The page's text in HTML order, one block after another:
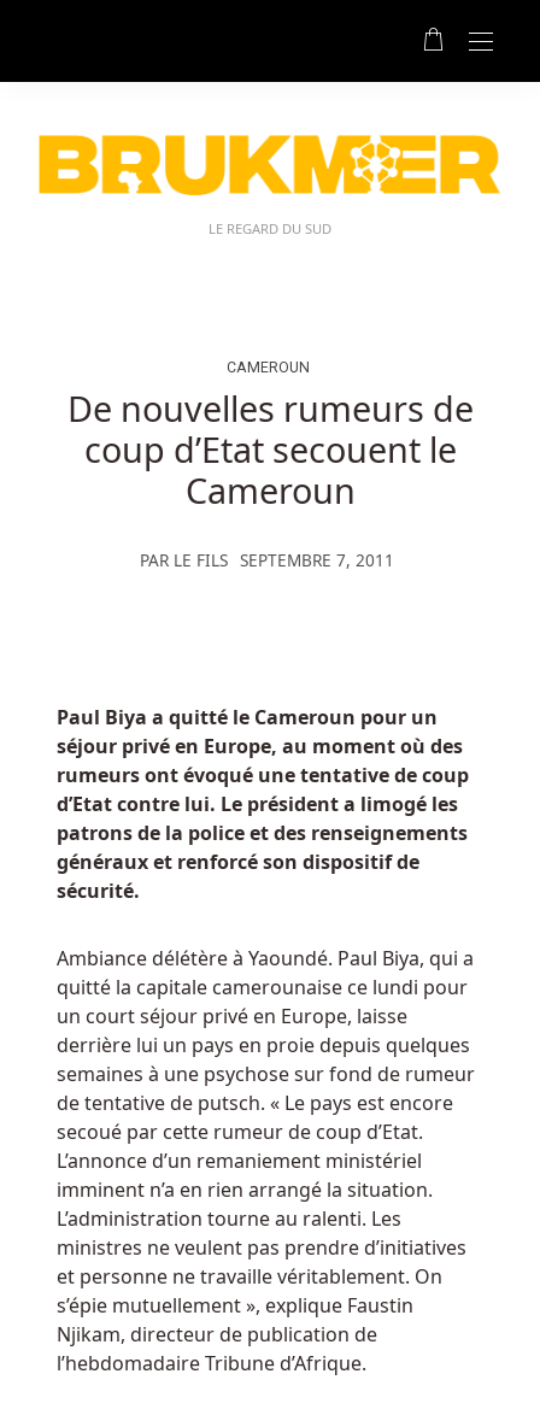
deviner
incorrectement
perdra
Populaires
argent
gagner.
Belgique
virement
bancaire
LE REGARD DU SUD
CAMEROUN
De nouvelles rumeurs de
coup d’Etat secouent le
Cameroun
PAR LE FILS SEPTEMBRE 7, 2011
Paul Biya a quitté le Cameroun pour un
séjour privé en Europe, au moment où des
rumeurs ont évoqué une tentative de coup
d’Etat contre lui. Le président a limogé les
patrons de la police et des renseignements
généraux et renforcé son dispositif de
sécurité.
Ambiance délétère à Yaoundé. Paul Biya, qui a
quitté la capitale camerounaise ce lundi pour
un court séjour privé en Europe, laisse
derrière lui un pays en proie depuis quelques
semaines à une psychose sur fond de rumeur
de tentative de putsch. « Le pays est encore
secoué par cette rumeur de coup d’Etat.
L’annonce d’un remaniement ministériel
imminent n’a en rien arrangé la situation.
L’administration tourne au ralenti. Les
ministres ne veulent pas prendre d’initiatives
et personne ne travaille véritablement. On
s’épie mutuellement », explique Faustin
Njikam, directeur de publication de
l’hebdomadaire Tribune d’Afrique.